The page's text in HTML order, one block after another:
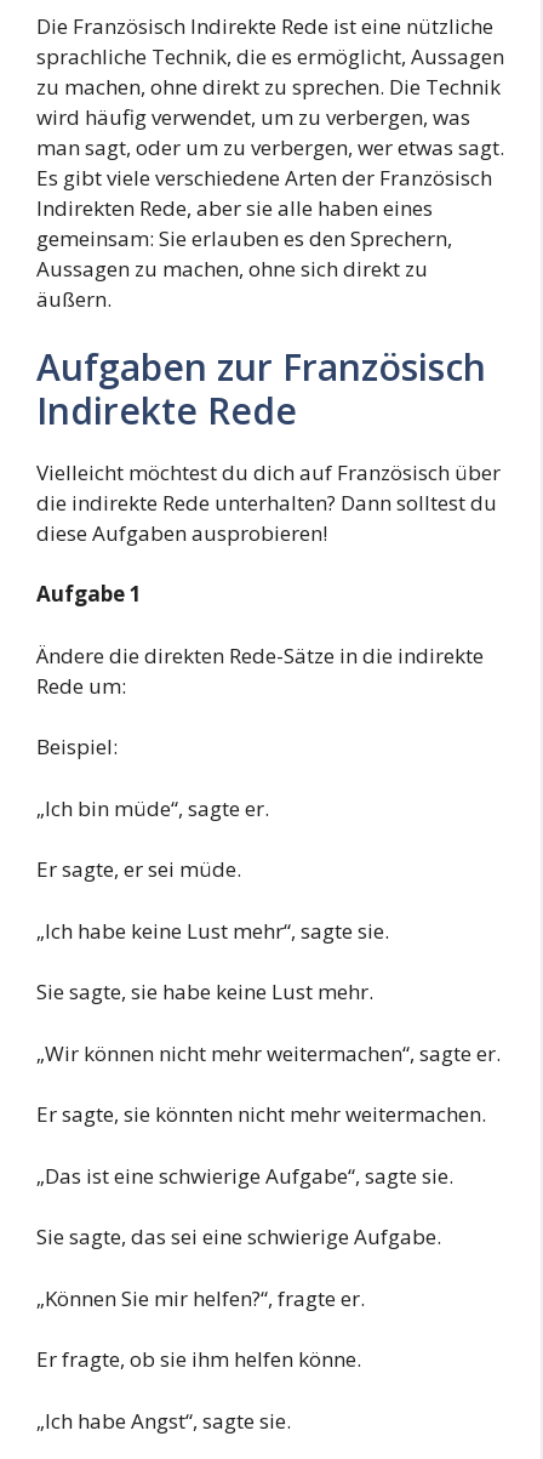
Die Französisch Indirekte Rede ist eine nützliche
sprachliche Technik, die es ermöglicht, Aussagen
zu machen, ohne direkt zu sprechen. Die Technik
wird häufig verwendet, um zu verbergen, was
man sagt, oder um zu verbergen, wer etwas sagt.
Es gibt viele verschiedene Arten der Französisch
Indirekten Rede, aber sie alle haben eines
gemeinsam: Sie erlauben es den Sprechern,
Aussagen zu machen, ohne sich direkt zu
äußern.
Aufgaben zur Französisch
Indirekte Rede
Vielleicht möchtest du dich auf Französisch über
die indirekte Rede unterhalten? Dann solltest du
diese Aufgaben ausprobieren!
Aufgabe 1
Ändere die direkten Rede-Sätze in die indirekte
Rede um:
Beispiel:
„Ich bin müde“, sagte er.
Er sagte, er sei müde.
„Ich habe keine Lust mehr“, sagte sie.
Sie sagte, sie habe keine Lust mehr.
„Wir können nicht mehr weitermachen“, sagte er.
Er sagte, sie könnten nicht mehr weitermachen.
„Das ist eine schwierige Aufgabe“, sagte sie.
Sie sagte, das sei eine schwierige Aufgabe.
„Können Sie mir helfen?“, fragte er.
Er fragte, ob sie ihm helfen könne.
„Ich habe Angst“, sagte sie.